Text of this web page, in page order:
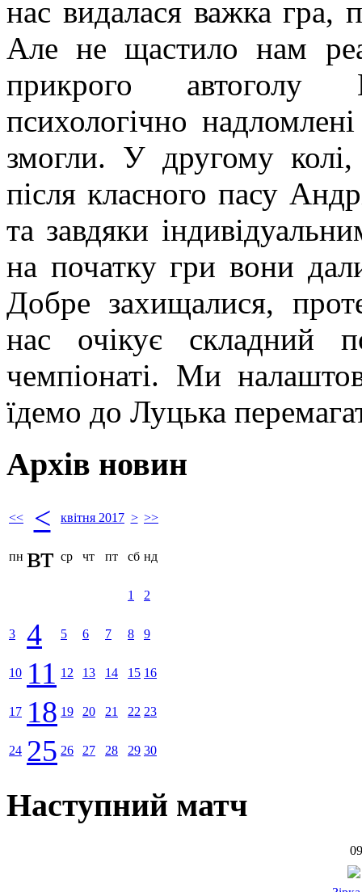
нас видалася важка гра,
Але не щастило нам
прикрого автоголу
психологічно
змогли. У другому
після класного пасу
та завдяки
на початку гри вони
Добре захищалися,
нас очікує складний
чемпіонаті. Ми
їдемо до Луцька
Архів новин
<< < квітня 2017 > >>
пн вт ср чт пт сб нд
1 2
3 4 5 6 7 8 9
10 11 12 13 14 15 16
17 18 19 20 21 22 23
24 25 26 27 28 29 30
Наступний матч